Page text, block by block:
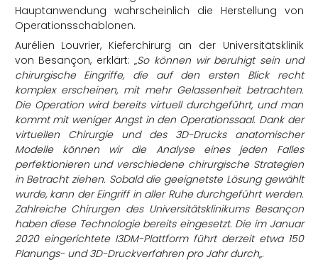
Hauptanwendung wahrscheinlich die Herstellung von
Operationsschablonen.
Aurélien Louvrier, Kieferchirurg an der Universitätsklinik
von Besançon, erklärt: „So können wir beruhigt sein und
chirurgische Eingriffe, die auf den ersten Blick recht
komplex erscheinen, mit mehr Gelassenheit betrachten.
Die Operation wird bereits virtuell durchgeführt, und man
kommt mit weniger Angst in den Operationssaal. Dank der
virtuellen Chirurgie und des 3D-Drucks anatomischer
Modelle können wir die Analyse eines jeden Falles
perfektionieren und verschiedene chirurgische Strategien
in Betracht ziehen. Sobald die geeignetste Lösung gewählt
wurde, kann der Eingriff in aller Ruhe durchgeführt werden.
Zahlreiche Chirurgen des Universitätsklinikums Besançon
haben diese Technologie bereits eingesetzt. Die im Januar
2020 eingerichtete I3DM-Plattform führt derzeit etwa 150
Planungs- und 3D-Druckverfahren pro Jahr durch„.